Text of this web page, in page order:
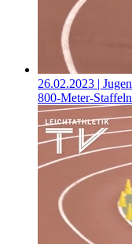
26.02.2023 |
800-Meter-